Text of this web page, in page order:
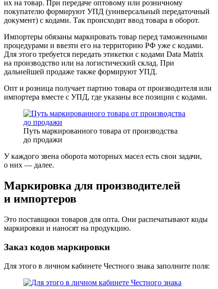
их на товар. При передаче оптовому или розничному
покупателю формируют УПД (универсальный передаточный
документ) с кодами. Так происходит ввод товара в оборот.
Импортеры обязаны маркировать товар перед таможенными
процедурами и ввезти его на территорию РФ уже с кодами.
Для этого требуется передать этикетки с кодами Data Matrix
на производство или на логистический склад. При
дальнейшей продаже также формируют УПД.
Опт и розница получает партию товара от производителя или
импортера вместе с УПД, где указаны все позиции с кодами.
Путь маркированного товара от производства
до продажи
У каждого звена оборота моторных масел есть свои задачи,
о них — далее.
Маркировка для производителей
и импортеров
Это поставщики товаров для опта. Они распечатывают коды
маркировки и наносят на продукцию.
Заказ кодов маркировки
Для этого в личном кабинете Честного знака заполните поля: